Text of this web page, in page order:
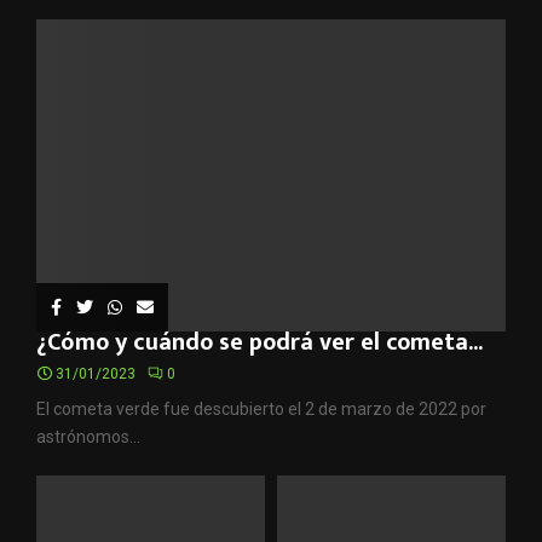
¿Cómo y cuándo se podrá ver el cometa...
31/01/2023 0
El cometa verde fue descubierto el 2 de marzo de 2022 por
astrónomos...